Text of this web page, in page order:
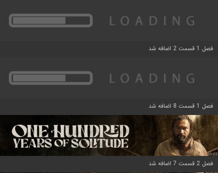
فصل 1 قسمت 2 اضافه شد
فصل 1 قسمت 8 اضافه شد
فصل 2 قسمت 7 اضافه شد